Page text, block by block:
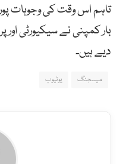
تاہم اس وقت کی وجوہات
بار کمپنی نے سیکیورٹی
دیے ہیں۔
میسجنگ یوٹیوب